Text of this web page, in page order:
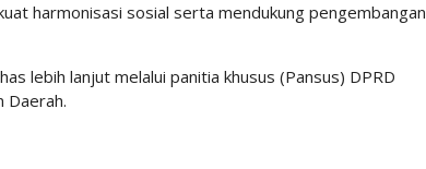
harmonisasi sosial serta mendukung pengembangan
lebih lanjut melalui panitia khusus (Pansus) DPRD
Daerah.